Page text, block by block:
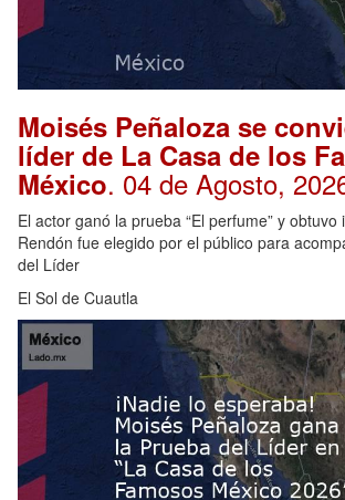
Moisés Peñaloza se
líder de La Casa de los
México. 04 de Agosto,
El actor ganó la prueba “El perfume” y obtuvo
Rendón fue elegido por el público para
del Líder
El Sol de Cuautla